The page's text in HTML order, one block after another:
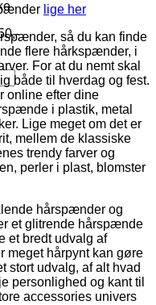
lige her
så du kan finde
flere hårkspænder, i
For at du nemt skal
både til hverdag og fest.
online efter dine
i plastik, metal
Lige meget om det er
mellem de klassiske
trendy farver og
perler i plast, blomster
hårspænder og
et glitrende hårspænde
et bredt udvalg af
meget hårpynt kan gøre
stort udvalg, af alt hvad
personlighed og kant til
accessories univers